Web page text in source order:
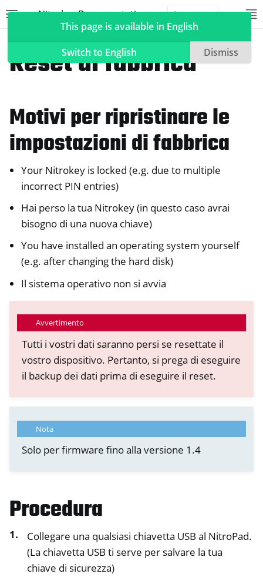
Nitrokey Documentation
navigation of Nitrokeys
navigation of NitroPad, NitroPC
navigation of Ubuntu
navigation of QubesOS
navigation of Heads
navigation of NitroPhone, NitroTablet
navigation of NetHSM
navigation of NitroWall
Reset di fabbrica
Motivi per ripristinare le
impostazioni di fabbrica
Your Nitrokey is locked (e.g. due to multiple
incorrect PIN entries)
Hai perso la tua Nitrokey (in questo caso avrai
bisogno di una nuova chiave)
You have installed an operating system yourself
(e.g. after changing the hard disk)
Il sistema operativo non si avvia
Avvertimento
Tutti i vostri dati saranno persi se resettate il
vostro dispositivo. Pertanto, si prega di eseguire
il backup dei dati prima di eseguire il reset.
Nota
Solo per firmware fino alla versione 1.4
Procedura
Collegare una qualsiasi chiavetta USB al NitroPad.
(La chiavetta USB ti serve per salvare la tua
chiave di sicurezza)
This page is available in English
Switch to English
Dismiss